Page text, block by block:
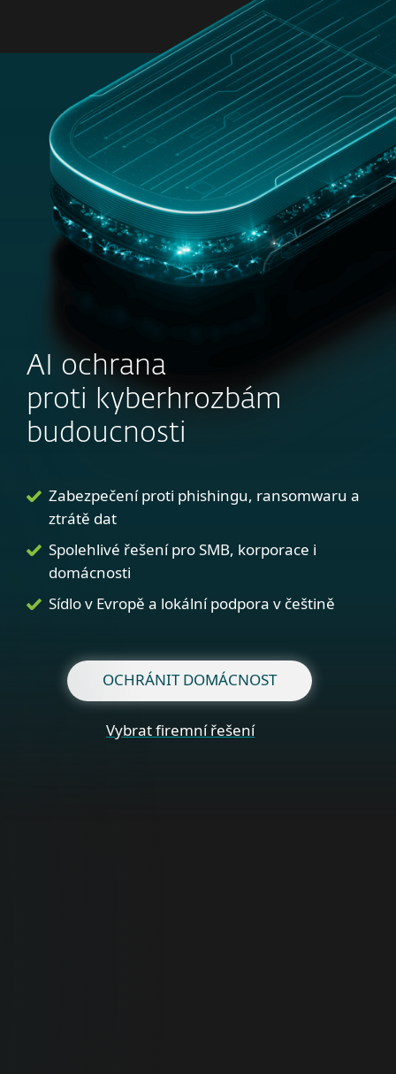
MENU
AI ochrana
proti kyberhrozbám
budoucnosti
Zabezpečení proti phishingu, ransomwaru a
ztrátě dat
Spolehlivé řešení pro SMB, korporace i
domácnosti
Sídlo v Evropě a lokální podpora v češtině
OCHRÁNIT DOMÁCNOST
Vybrat firemní řešení